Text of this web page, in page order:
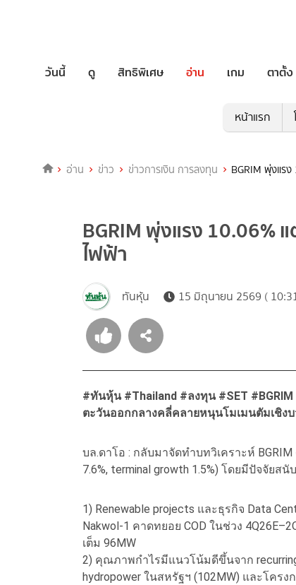
วันนี้ ดู สิทธิพิเศษ อ่าน เกม ตาตั้ง
หน้าแรก
อ่าน ข่าว ข่าวการเงิน การลงทุน BGRIM พุ่งแร
BGRIM พุ่งแรง 10.06%
ไฟฟ้า
ทันหุ้น 15 มิถุนายน 2569 (
#ทันหุ้น #Thailand #ลงทุน #SET
ตะวันออกกลางคลี่คลายหนุนโมเมนตัมเชิง
บล.ดาโอ : กลับมาจัดทำบทวิเคราะห์ BGRIM
7.6%, terminal growth 1.5%) โดยมีปัจจัยส
1) Renewable projects และธุรกิจ Data
Nakwol-1 คาดทยอย COD ในช่วง
เต็ม 96MW
2) คุณภาพกำไรมีแนวโน้มดีขึ้นจาก
hydropower ในสหรัฐฯ (102MW) และโคร